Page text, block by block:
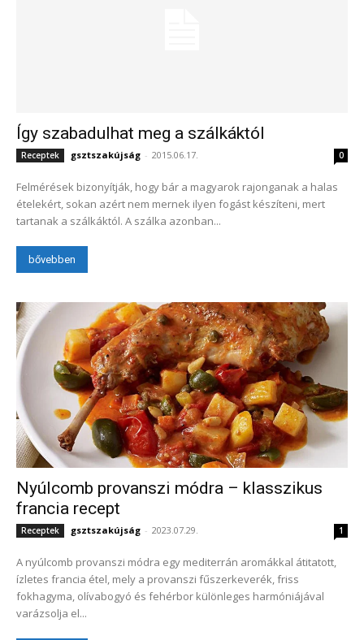
Így szabadulhat meg a szálkáktól
Receptek gsztszakújság - 2015.06.17. 0
Felmérések bizonyítják, hogy bár a magyarok rajonganak a halas
ételekért, sokan azért nem mernek ilyen fogást készíteni, mert
tartanak a szálkáktól. A szálka azonban...
bővebben
Nyúlcomb provanszi módra – klasszikus
francia recept
Receptek gsztszakújság - 2023.07.29. 1
A nyúlcomb provanszi módra egy mediterrán aromákkal átitatott,
ízletes francia étel, mely a provanszi fűszerkeverék, friss
fokhagyma, olívabogyó és fehérbor különleges harmóniájával
varázsolja el...